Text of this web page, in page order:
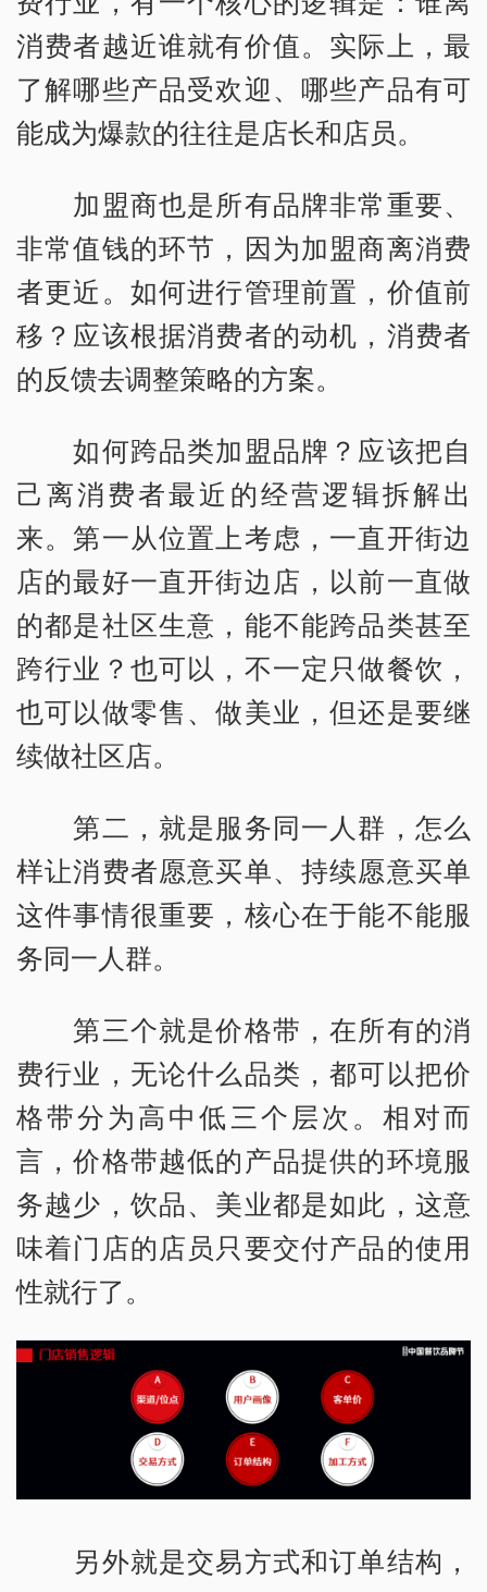
消费者越近谁就有价值。实际上，最
了解哪些产品受欢迎、哪些产品有可
能成为爆款的往往是店长和店员。
加盟商也是所有品牌非常重要、
非常值钱的环节，因为加盟商离消费
者更近。如何进行管理前置，价值前
移？应该根据消费者的动机，消费者
的反馈去调整策略的方案。
如何跨品类加盟品牌？应该把自
己离消费者最近的经营逻辑拆解出
来。第一从位置上考虑，一直开街边
店的最好一直开街边店，以前一直做
的都是社区生意，能不能跨品类甚至
跨行业？也可以，不一定只做餐饮，
也可以做零售、做美业，但还是要继
续做社区店。
第二，就是服务同一人群，怎么
样让消费者愿意买单、持续愿意买单
这件事情很重要，核心在于能不能服
务同一人群。
第三个就是价格带，在所有的消
费行业，无论什么品类，都可以把价
格带分为高中低三个层次。相对而
言，价格带越低的产品提供的环境服
务越少，饮品、美业都是如此，这意
味着门店的店员只要交付产品的使用
性就行了。
另外就是交易方式和订单结构，